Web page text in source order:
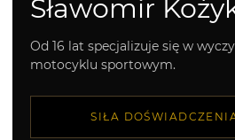
Sławomir
Od 16 lat specjalizuje się w
motocyklu sportowym.
SIŁA